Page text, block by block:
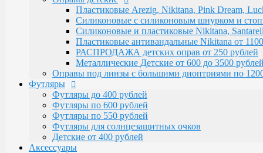
Футляры до 400 рублей
Футляры по 600 рублей
Футляры по 550 рублей
Футляры для солнцезащитных очков
Детские от 400 рублей
Аксессуары
Распродажа
Пластиковые Arezig, Nikitana, Pink Dream,
Силиконовые с силиконовым шнурком и
Силиконовые и пластиковые Nikitana,
Пластиковые антивандальные Nikitana от
РАСПРОДАЖА детских оправ от 250 рублей
Металлические Детские от 600 до 3500 рублей
Оправы под линзы с большими диоптриями по
Футляры
Футляры до 400 рублей
Футляры по 600 рублей
Футляры по 550 рублей
Футляры для солнцезащитных очков
Детские от 400 рублей
Аксессуары